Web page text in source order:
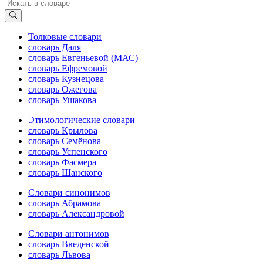
Толковые словари
словарь Даля
словарь Евгеньевой (МАС)
словарь Ефремовой
словарь Кузнецова
словарь Ожегова
словарь Ушакова
Этимологические словари
словарь Крылова
словарь Семёнова
словарь Успенского
словарь Фасмера
словарь Шанского
Словари синонимов
словарь Абрамова
словарь Александровой
Словари антонимов
словарь Введенской
словарь Львова